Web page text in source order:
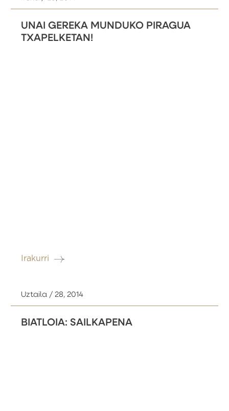
UNAI GEREKA MUNDUKO PIRAGUA
TXAPELKETAN!
Irakurri
Uztaila / 28, 2014
BIATLOIA: SAILKAPENA